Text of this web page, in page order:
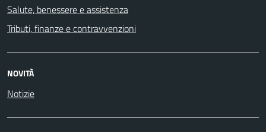
Salute, benessere e assistenza
Tributi, finanze e contravvenzioni
NOVITÀ
Notizie